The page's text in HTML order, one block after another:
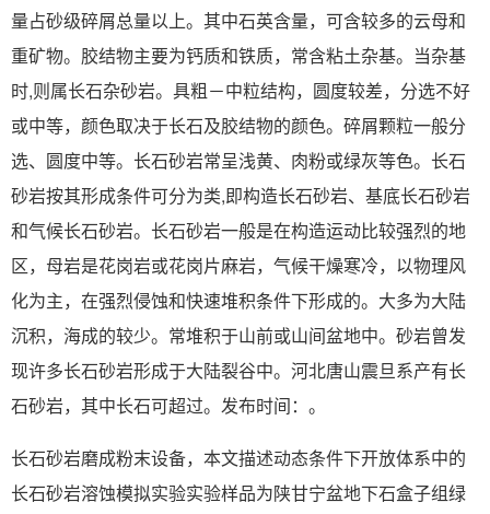
量占砂级碎屑总量以上。其中石英含量，可含较多的云母和
重矿物。胶结物主要为钙质和铁质，常含粘土杂基。当杂基
时,则属长石杂砂岩。具粗－中粒结构，圆度较差，分选不好
或中等，颜色取决于长石及胶结物的颜色。碎屑颗粒一般分
选、圆度中等。长石砂岩常呈浅黄、肉粉或绿灰等色。长石
砂岩按其形成条件可分为类,即构造长石砂岩、基底长石砂岩
和气候长石砂岩。长石砂岩一般是在构造运动比较强烈的地
区，母岩是花岗岩或花岗片麻岩，气候干燥寒冷，以物理风
化为主，在强烈侵蚀和快速堆积条件下形成的。大多为大陆
沉积，海成的较少。常堆积于山前或山间盆地中。砂岩曾发
现许多长石砂岩形成于大陆裂谷中。河北唐山震旦系产有长
石砂岩，其中长石可超过。发布时间：。
长石砂岩磨成粉末设备，本文描述动态条件下开放体系中的
长石砂岩溶蚀模拟实验实验样品为陕甘宁盆地下石盒子组绿